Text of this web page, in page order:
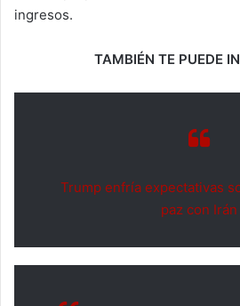
ingresos.
TAMBIÉN TE PUEDE
Trump enfría expectativas
paz con Irán